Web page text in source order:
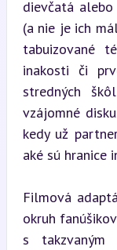
dievčatá
(a nie je ich
tabuizované
inakosti či
stredných
vzájomné
kedy už
aké sú hranice
Filmová
okruh
s takzvaným